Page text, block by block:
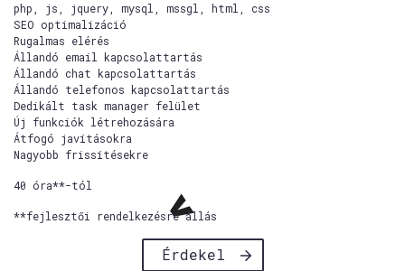
php, js, jquery, mysql, mssgl, html, css
SEO optimalizáció
Rugalmas elérés
Állandó email kapcsolattartás
Állandó chat kapcsolattartás
Állandó telefonos kapcsolattartás
Dedikált task manager felület
Új funkciók létrehozására
Átfogó javításokra
Nagyobb frissítésekre
40 óra**-tól
**fejlesztői rendelkezésre állás
Érdekel